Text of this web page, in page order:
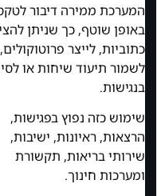
המערכת ממירה דיבור
באופן שוטף, כך שניתן
כתוביות, לייצר פרוטוקולים,
לשמור תיעוד שיחות או
בנגישות.
שימוש כזה נפוץ בפגישות,
הרצאות, ראיונות, ישיבות,
שירותי בריאות, תקשורת
ומערכות חינוך.